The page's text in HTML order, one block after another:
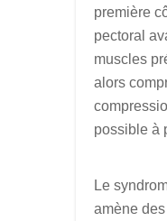
première
pectoral
muscles
alors
possible à
Le
amène